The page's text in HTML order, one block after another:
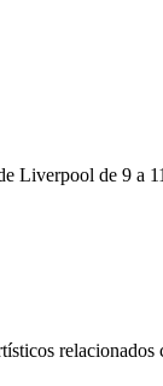
Liverpool de 9 a